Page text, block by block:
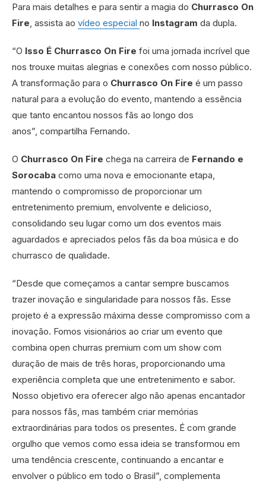
Para mais detalhes e para sentir a magia do Churrasco On
Fire , assista ao vídeo especial no Instagram da dupla.
“O Isso É Churrasco On Fire foi uma jornada incrível que
nos trouxe muitas alegrias e conexões com nosso público.
A transformação para o Churrasco On Fire é um passo
natural para a evolução do evento, mantendo a essência
que tanto encantou nossos fãs ao longo dos
anos”, compartilha Fernando.
O Churrasco On Fire chega na carreira de Fernando e
Sorocaba como uma nova e emocionante etapa,
mantendo o compromisso de proporcionar um
entretenimento premium, envolvente e delicioso,
consolidando seu lugar como um dos eventos mais
aguardados e apreciados pelos fãs da boa música e do
churrasco de qualidade.
“Desde que começamos a cantar sempre buscamos
trazer inovação e singularidade para nossos fãs. Esse
projeto é a expressão máxima desse compromisso com a
inovação. Fomos visionários ao criar um evento que
combina open churras premium com um show com
duração de mais de três horas, proporcionando uma
experiência completa que une entretenimento e sabor.
Nosso objetivo era oferecer algo não apenas encantador
para nossos fãs, mas também criar memórias
extraordinárias para todos os presentes. É com grande
orgulho que vemos como essa ideia se transformou em
uma tendência crescente, continuando a encantar e
envolver o público em todo o Brasil”, complementa